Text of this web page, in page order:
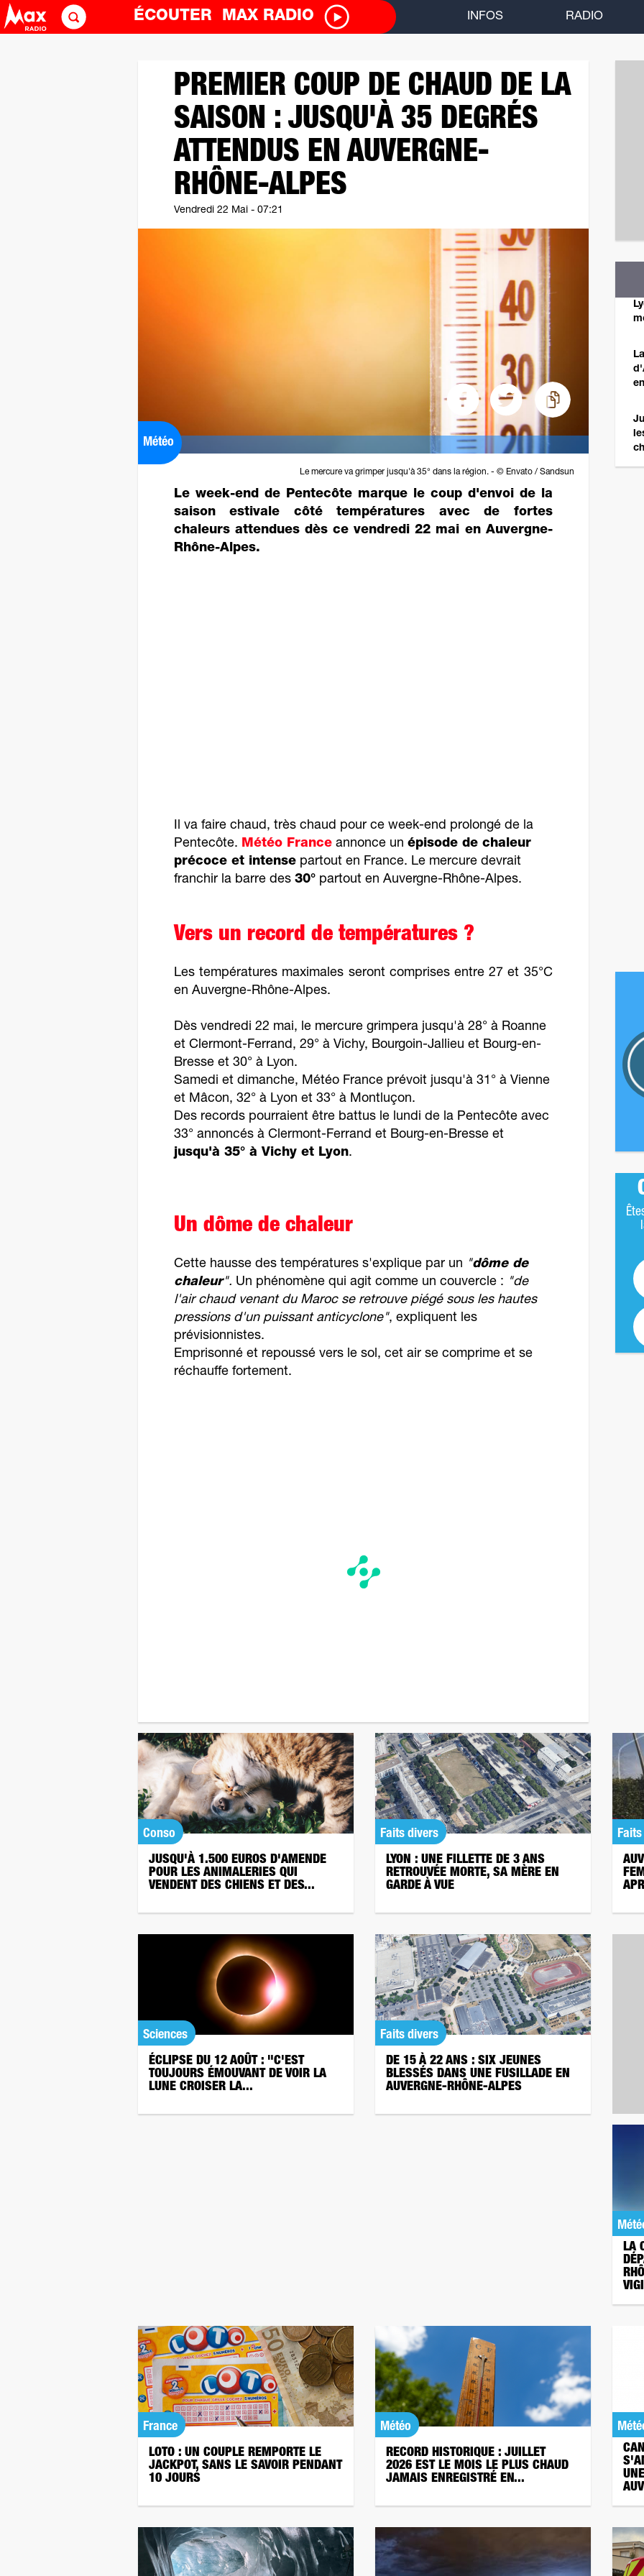
ÉCOUTER MAX RADIO INFOS RADIO
PREMIER COUP DE CHAUD DE LA
SAISON : JUSQU'À 35 DEGRÉS
ATTENDUS EN AUVERGNE-
RHÔNE-ALPES
Vendredi 22 Mai - 07:21
Météo
Le mercure va grimper jusqu'à 35° dans la région. - © Envato / Sandsun
Le week-end de Pentecôte marque le coup d'envoi de la
saison estivale côté températures avec de fortes
chaleurs attendues dès ce vendredi 22 mai en Auvergne-
Rhône-Alpes.
Il va faire chaud, très chaud pour ce week-end prolongé de la
Pentecôte. Météo France annonce un épisode de chaleur
précoce et intense partout en France. Le mercure devrait
franchir la barre des 30° partout en Auvergne-Rhône-Alpes.
Vers un record de températures ?
Les températures maximales seront comprises entre 27 et 35°C
en Auvergne-Rhône-Alpes.
Dès vendredi 22 mai, le mercure grimpera jusqu'à 28° à Roanne
et Clermont-Ferrand, 29° à Vichy, Bourgoin-Jallieu et Bourg-en-
Bresse et 30° à Lyon.
Samedi et dimanche, Météo France prévoit jusqu'à 31° à Vienne
et Mâcon, 32° à Lyon et 33° à Montluçon.
Des records pourraient être battus le lundi de la Pentecôte avec
33° annoncés à Clermont-Ferrand et Bourg-en-Bresse et
jusqu'à 35° à Vichy et Lyon.
Un dôme de chaleur
Cette hausse des températures s'explique par un "dôme de
chaleur". Un phénomène qui agit comme un couvercle : "de
l'air chaud venant du Maroc se retrouve piégé sous les hautes
pressions d'un puissant anticyclone", expliquent les
prévisionnistes.
Emprisonné et repoussé vers le sol, cet air se comprime et se
réchauffe fortement.
Conso
JUSQU'À 1.500 EUROS D'AMENDE
POUR LES ANIMALERIES QUI
VENDENT DES CHIENS ET DES...
Faits divers
LYON : UNE FILLETTE DE 3 ANS
RETROUVÉE MORTE, SA MÈRE EN
GARDE À VUE
Sciences
ÉCLIPSE DU 12 AOÛT : "C'EST
TOUJOURS ÉMOUVANT DE VOIR LA
LUNE CROISER LA...
Faits divers
DE 15 À 22 ANS : SIX JEUNES
BLESSÉS DANS UNE FUSILLADE EN
AUVERGNE-RHÔNE-ALPES
LA
France
LOTO : UN COUPLE REMPORTE LE
JACKPOT, SANS LE SAVOIR PENDANT
10 JOURS
Météo
RECORD HISTORIQUE : JUILLET
2026 EST LE MOIS LE PLUS CHAUD
JAMAIS ENREGISTRÉ EN...